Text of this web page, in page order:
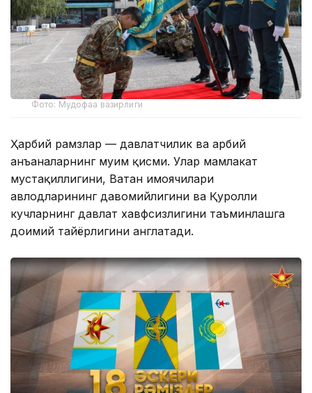
Фото: Мудофаа вазирлиги
Ҳарбий рамзлар — давлатчилик ва ҳарбий
анъаналарнинг муҳим қисми. Улар мамлакат
мустақиллигини, Ватан ҳимоячилари
авлодларининг давомийлигини ва Қуролли
кучларнинг давлат хавфсизлигини таъминлашга
доимий тайёрлигини англатади.